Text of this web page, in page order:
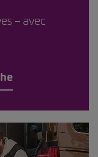
– avec